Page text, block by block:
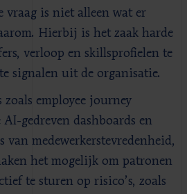
vraag is niet alleen wat er
Hierbij is het zaak harde
verloop en skillsprofielen te
signalen uit de organisatie.
employee journey
gedreven dashboards en
van medewerkerstevredenheid,
het mogelijk om patronen
te sturen op risico’s, zoals